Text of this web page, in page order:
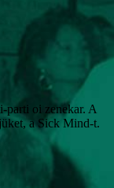
parti oi zenekar. A
a Sick Mind-t.